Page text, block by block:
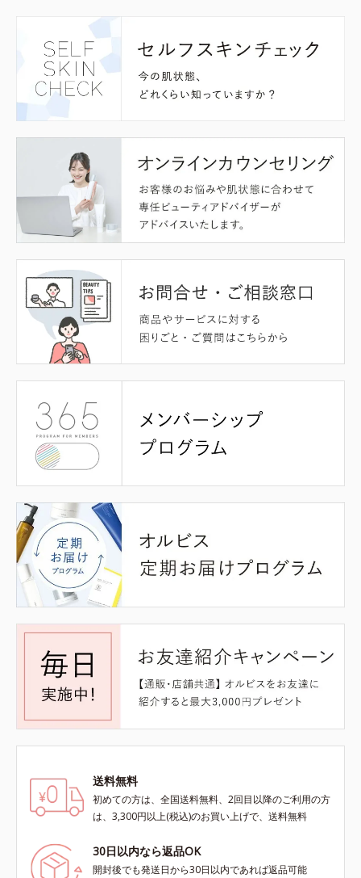
送料無料
初めての方は、全国送料無料、2回目以降のご利用の方
は、3,300円以上(税込)のお買い上げで、送料無料
30日以内なら返品OK
開封後でも発送日から30日以内であれば返品可能